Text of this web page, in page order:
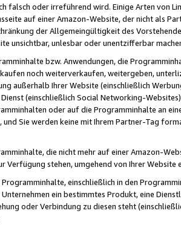
falsch oder irreführend wird. Einige Arten von
auf einer Amazon-Website, der nicht als
der Allgemeingültigkeit des
unsichtbar, unlesbar oder unentzifferbar
bzw. Anwendungen, die
noch weiterverkaufen, weitergeben,
außerhalb Ihrer Website (einschließlich
(einschließlich Social Networking-
oder auf die Programminhalte an
und Sie werden keine mit Ihrem Partner-Tag
die nicht mehr auf einer Amazon-
Verfügung stehen, umgehend von Ihrer
Programminhalte, einschließlich in den
Unternehmen ein bestimmtes Produkt, eine
oder Verbindung zu diesen steht